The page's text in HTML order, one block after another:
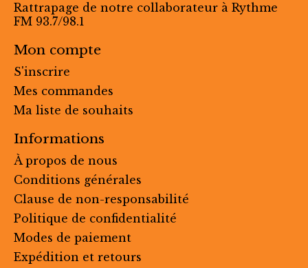
Rattrapage de notre collaborateur à Rythme
FM 93.7/98.1
Mon compte
S'inscrire
Mes commandes
Ma liste de souhaits
Informations
À propos de nous
Conditions générales
Clause de non-responsabilité
Politique de confidentialité
Modes de paiement
Expédition et retours